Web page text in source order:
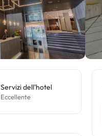
Servizi dell'hotel
Eccellente